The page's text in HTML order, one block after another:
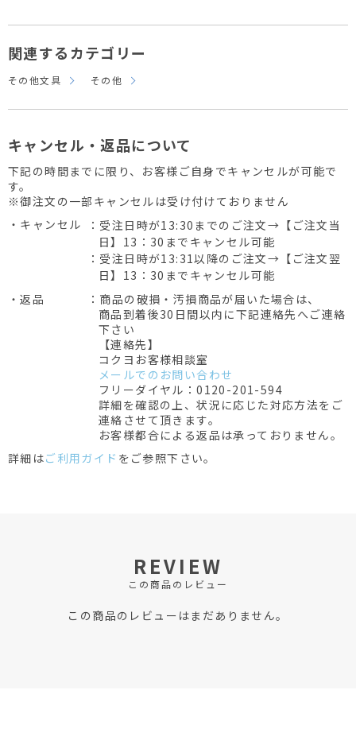
関連するカテゴリー
その他文具 その他
キャンセル・返品について
下記の時間までに限り、お客様ご自身でキャンセルが可能で
す。
※御注文の一部キャンセルは受け付けておりません
・キャンセル
：受注日時が13:30までのご注文→【ご注文当
日】13：30までキャンセル可能
：受注日時が13:31以降のご注文→【ご注文翌
日】13：30までキャンセル可能
・返品
：商品の破損・汚損商品が届いた場合は、
商品到着後30日間以内に下記連絡先へご連絡
下さい
【連絡先】
コクヨお客様相談室
メールでのお問い合わせ
フリーダイヤル：0120-201-594
詳細を確認の上、状況に応じた対応方法をご
連絡させて頂きます。
お客様都合による返品は承っておりません。
詳細はご利用ガイド をご参照下さい。
REVIEW
この商品のレビュー
この商品のレビューはまだありません。